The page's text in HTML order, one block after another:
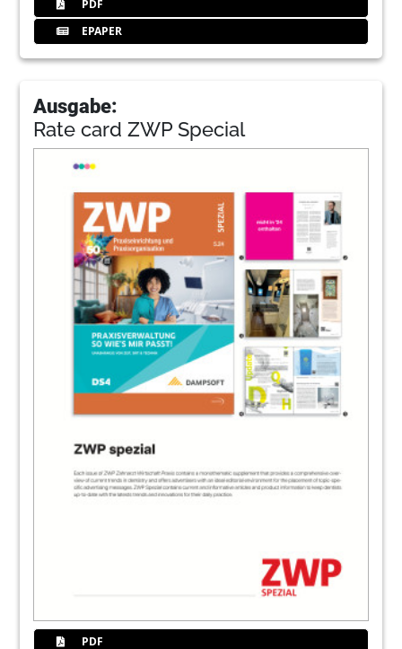
PDF
EPAPER
Ausgabe:
Rate card ZWP Special
PDF